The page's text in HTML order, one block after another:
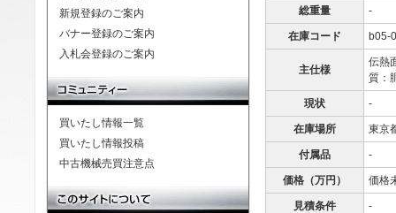
総重量 -
在庫コード b05-
主仕様
伝熱
質
現状 -
在庫場所 東京
付属品 -
価格（万円） 価格
見積条件 -
新規登録のご案内
バナー登録のご案内
入札会登録のご案内
買いたし情報一覧
買いたし情報投稿
中古機械売買注意点